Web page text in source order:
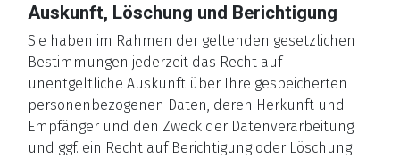
Auskunft, Löschung und Berichtigung
Sie haben im Rahmen der geltenden gesetzlichen
Bestimmungen jederzeit das Recht auf
unentgeltliche Auskunft über Ihre gespeicherten
personenbezogenen Daten, deren Herkunft und
Empfänger und den Zweck der Datenverarbeitung
und ggf. ein Recht auf Berichtigung oder Löschung